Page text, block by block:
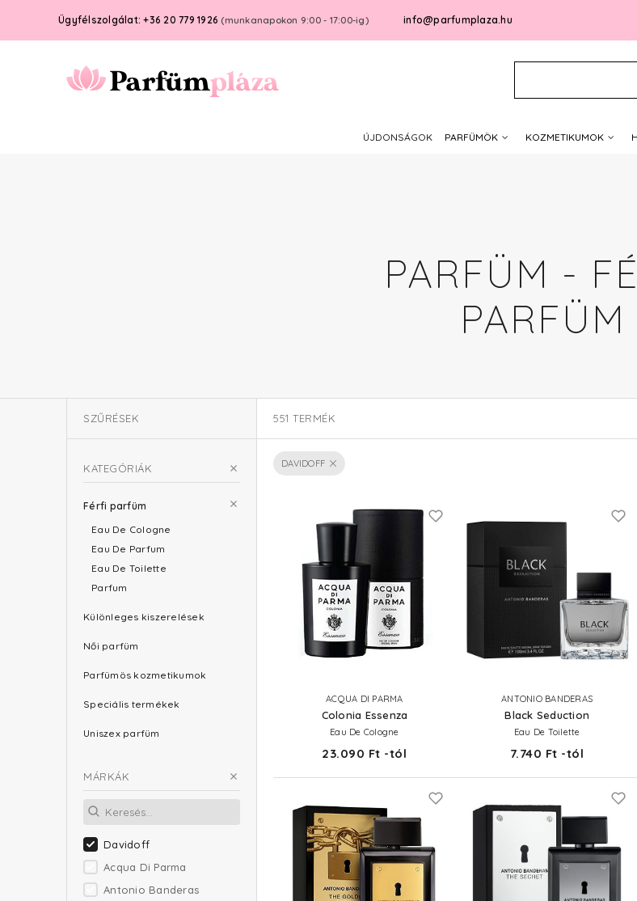
Ügyfélszolgálat: +36 20 779 1926 (munkanapokon 9:00 - 17:00-ig) info@parfumplaza.hu
ÚJDONSÁGOK PARFÜMÖK KOZMETIKUMOK
PARFÜM -
PARFÜM
SZŰRÉSEK
KATEGÓRIÁK
Férfi parfüm
Eau De Cologne
Eau De Parfum
Eau De Toilette
Parfum
Különleges kiszerelések
Női parfüm
Parfümös kozmetikumok
Speciális termékek
Uniszex parfüm
MÁRKÁK
Davidoff
Acqua Di Parma
Antonio Banderas
551 TERMÉK
DAVIDOFF
ACQUA DI PARMA
Colonia Essenza
Eau De Cologne
23.090 Ft -tól
ANTONIO BANDERAS
Black Seduction
Eau De Toilette
7.740 Ft -tól